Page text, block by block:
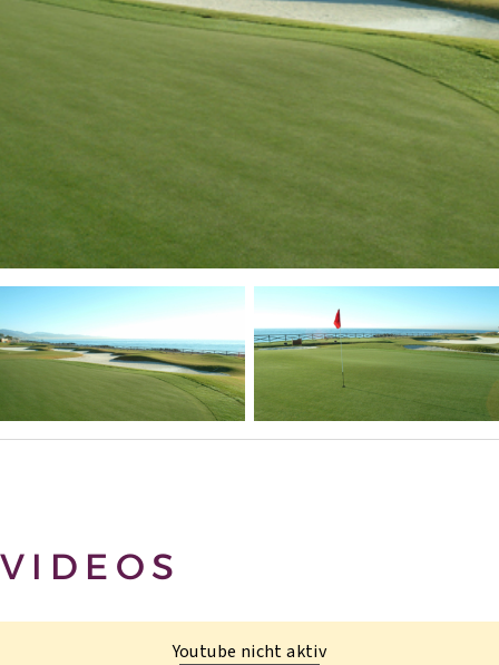
VIDEOS
Youtube nicht aktiv